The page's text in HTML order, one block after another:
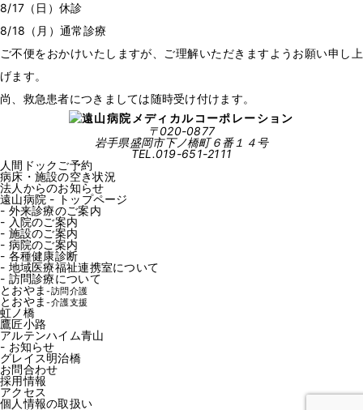
8/17（日）休診
8/18（月）通常診療
ご不便をおかけいたしますが、ご理解いただきますようお願い申し上
げます。
尚、救急患者につきましては随時受け付けます。
〒020-0877
岩手県盛岡市下ノ橋町６番１４号
TEL.019-651-2111
人間ドックご予約
病床・施設の空き状況
法人からのお知らせ
遠山病院 - トップページ
- 外来診療のご案内
- 入院のご案内
- 施設のご案内
- 病院のご案内
- 各種健康診断
- 地域医療福祉連携室について
- 訪問診療について
とおやま-訪問介護
とおやま-介護支援
虹ノ橋
鷹匠小路
アルテンハイム青山
- お知らせ
グレイス明治橋
お問合わせ
採用情報
アクセス
個人情報の取扱い